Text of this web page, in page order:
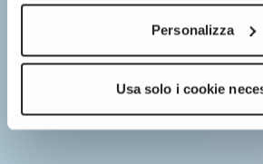
Personalizza
Usa solo i cookie